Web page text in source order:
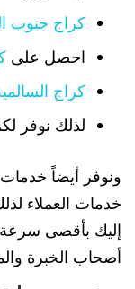
كراج جنوب
احصل على
كراج
لذلك نوفر
ونوفر أيضاً
خدمات العملاء
إليك بأقصى سرعة
أصحاب الخبرة